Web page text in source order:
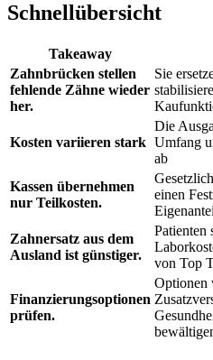
Schnellübersicht
Takeaway
Zahnbrücken stellen
fehlende Zähne wieder
her.
Sie
Kosten variieren stark
Die
Umfang
ab
Kassen übernehmen
nur Teilkosten.
einen
Zahnersatz aus dem
Ausland ist günstiger.
Patienten
von Top
Finanzierungsoptionen
prüfen.
Optionen